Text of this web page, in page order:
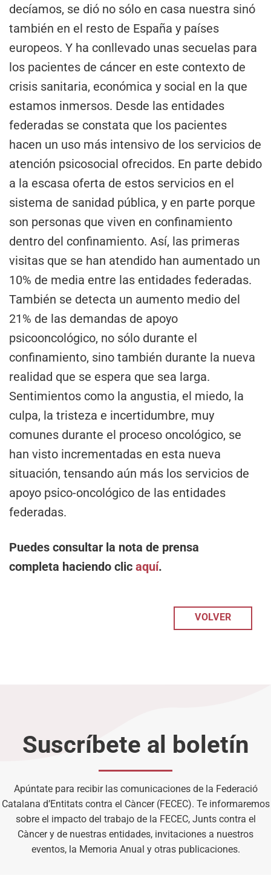
decíamos, se dió no sólo en casa nuestra sinó
también en el resto de España y países
europeos. Y ha conllevado unas secuelas para
los pacientes de cáncer en este contexto de
crisis sanitaria, económica y social en la que
estamos inmersos. Desde las entidades
federadas se constata que los pacientes
hacen un uso más intensivo de los servicios de
atención psicosocial ofrecidos. En parte debido
a la escasa oferta de estos servicios en el
sistema de sanidad pública, y en parte porque
son personas que viven en confinamiento
dentro del confinamiento. Así, las primeras
visitas que se han atendido han aumentado un
10% de media entre las entidades federadas.
También se detecta un aumento medio del
21% de las demandas de apoyo
psicooncológico, no sólo durante el
confinamiento, sino también durante la nueva
realidad que se espera que sea larga.
Sentimientos como la angustia, el miedo, la
culpa, la tristeza e incertidumbre, muy
comunes durante el proceso oncológico, se
han visto incrementadas en esta nueva
situación, tensando aún más los servicios de
apoyo psico-oncológico de las entidades
federadas.
Puedes consultar la nota de prensa
completa haciendo clic aquí.
VOLVER
Suscríbete al boletín
Apúntate para recibir las comunicaciones de la Federació
Catalana d’Entitats contra el Càncer (FECEC). Te informaremos
sobre el impacto del trabajo de la FECEC, Junts contra el
Càncer y de nuestras entidades, invitaciones a nuestros
eventos, la Memoria Anual y otras publicaciones.